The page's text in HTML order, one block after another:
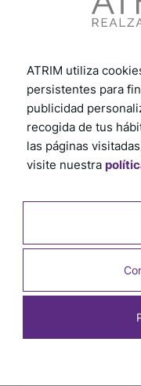
Productos
ATRIM utiliza
persistentes para
publicidad
recogida de tus
las páginas
visite nuestra